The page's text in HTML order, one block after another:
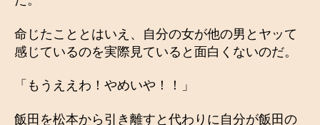
命じたこととはいえ、自分の女が他の男とヤッて
感じているのを実際見ていると面白くないのだ。
「もうええわ！やめいや！！」
飯田を松本から引き離すと代わりに自分が飯田の